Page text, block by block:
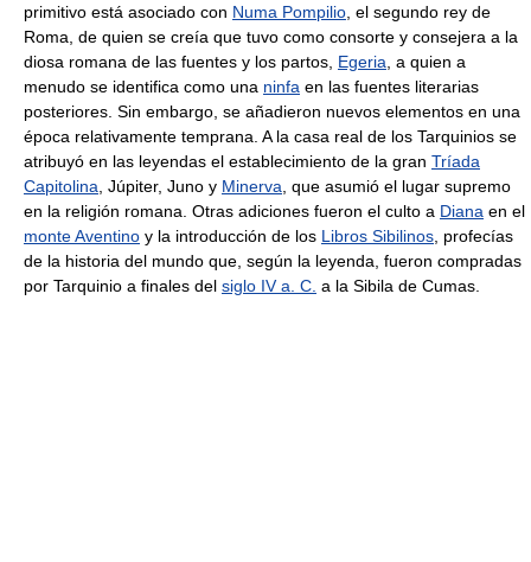
primitivo está asociado con Numa Pompilio , el segundo rey de
Roma, de quien se creía que tuvo como consorte y consejera a la
diosa romana de las fuentes y los partos, Egeria , a quien a
menudo se identifica como una ninfa en las fuentes literarias
posteriores. Sin embargo, se añadieron nuevos elementos en una
época relativamente temprana. A la casa real de los Tarquinios se
atribuyó en las leyendas el establecimiento de la gran Tríada
Capitolina , Júpiter, Juno y Minerva , que asumió el lugar supremo
en la religión romana. Otras adiciones fueron el culto a Diana en el
monte Aventino y la introducción de los Libros Sibilinos , profecías
de la historia del mundo que, según la leyenda, fueron compradas
por Tarquinio a finales del siglo IV a. C. a la Sibila de Cumas.